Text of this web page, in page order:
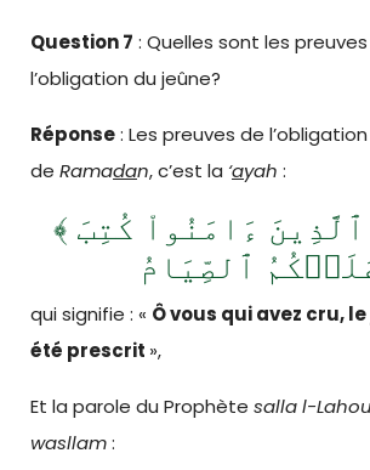
Question 7 : Quelles sont les
l’obligation du jeûne?
Réponse: Les preuves de
de Ramadan, c’est la ‘ayah :
﴾ يَـٰٓأَيُّهَا ٱلَّذِينَ ءَامَنُواْ كُتِبَ
qui signifie : « Ô vous qui avez cru,
été prescrit »,
Et la parole du Prophète salla l-
wasllam: